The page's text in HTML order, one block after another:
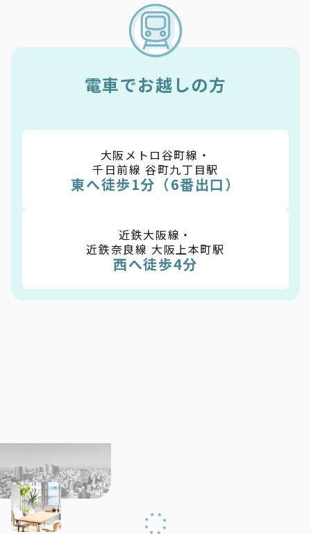
電車でお越しの方
大阪メトロ谷町線・
千日前線 谷町九丁目駅
東へ徒歩1分（6番出口）
近鉄大阪線・
近鉄奈良線 大阪上本町駅
西へ徒歩4分